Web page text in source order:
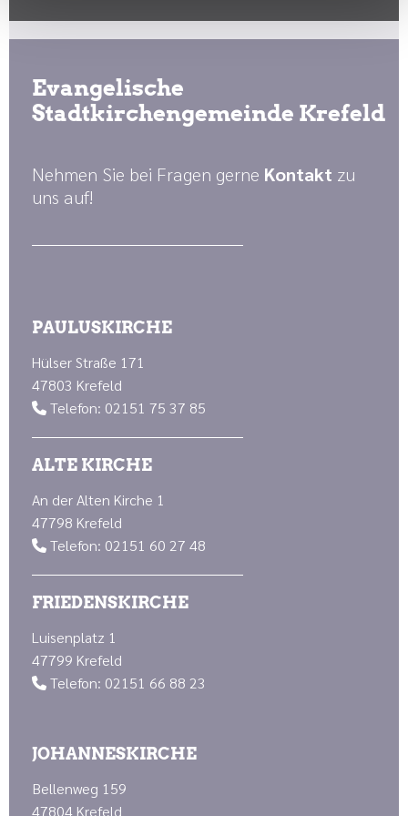
Evangelische
Stadtkirchengemeinde Krefeld
Nehmen Sie bei Fragen gerne Kontakt zu
uns auf!
PAULUSKIRCHE
Hülser Straße 171
47803 Krefeld
 Telefon: 02151 75 37 85
ALTE KIRCHE
An der Alten Kirche 1
47798 Krefeld
 Telefon: 02151 60 27 48
FRIEDENSKIRCHE
Luisenplatz 1
47799 Krefeld
 Telefon: 02151 66 88 23
JOHANNESKIRCHE
Bellenweg 159
47804 Krefeld